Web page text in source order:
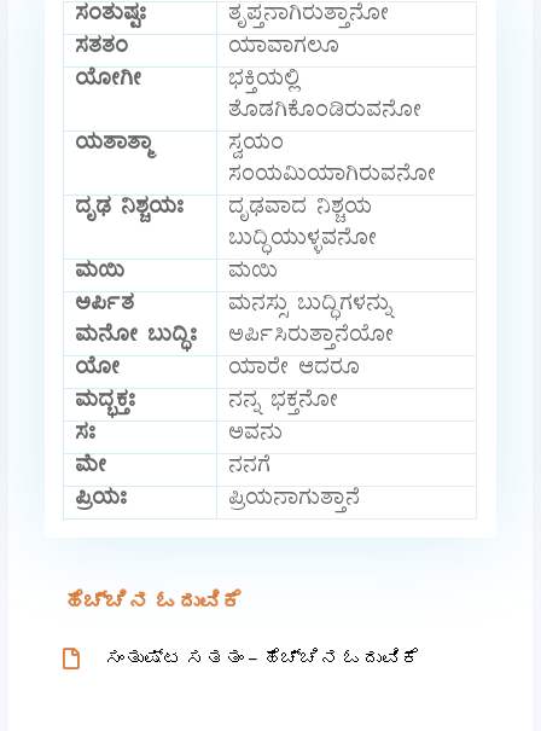
ಸಂತುಷ್ಟಃ
ತೃಪ್ತನಾಗಿರುತ್ತಾನೋ
ಸತತಂ
ಯಾವಾಗಲೂ
ಯೋಗೀ
ಭಕ್ತಿಯಲ್ಲಿ
ತೊಡಗಿಕೊಂಡಿರುವನೋ
ಯತಾತ್ಮಾ
ಸ್ವಯಂ
ಸಂಯಮಿಯಾಗಿರುವನೋ
ದೃಢ ನಿಶ್ಚಯಃ
ದೃಢವಾದ ನಿಶ್ಚಯ
ಬುದ್ಧಿಯುಳ್ಳವನೋ
ಮಯಿ
ಮಯಿ
ಅರ್ಪಿತ
ಮನೋ ಬುದ್ಧಿಃ
ಮನಸ್ಸು ಬುದ್ಧಿಗಳನ್ನು
ಅರ್ಪಿಸಿರುತ್ತಾನೆಯೋ
ಯೋ
ಯಾರೇ ಆದರೂ
ಮದ್ಭಕ್ತಃ
ನನ್ನ ಭಕ್ತನೋ
ಸಃ
ಅವನು
ಮೇ
ನನಗೆ
ಪ್ರಿಯಃ
ಪ್ರಿಯನಾಗುತ್ತಾನೆ
ಹೆಚ್ಚಿನ ಓದುವಿಕೆ
ಸಂತುಷ್ಟ ಸತತಂ – ಹೆಚ್ಚಿನ ಓದುವಿಕೆ